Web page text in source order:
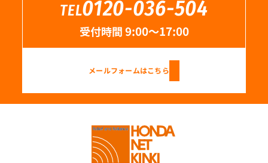
TEL0120-036-504
受付時間 9:00〜17:00
メールフォームはこちら